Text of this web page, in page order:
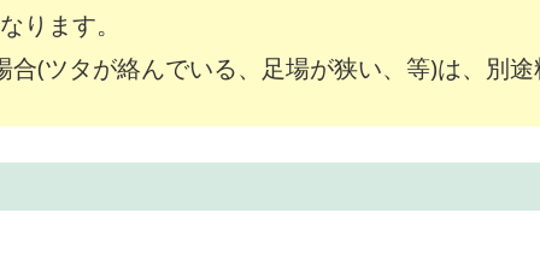
ります。
(ツタが絡んでいる、足場が狭い、等)は、別